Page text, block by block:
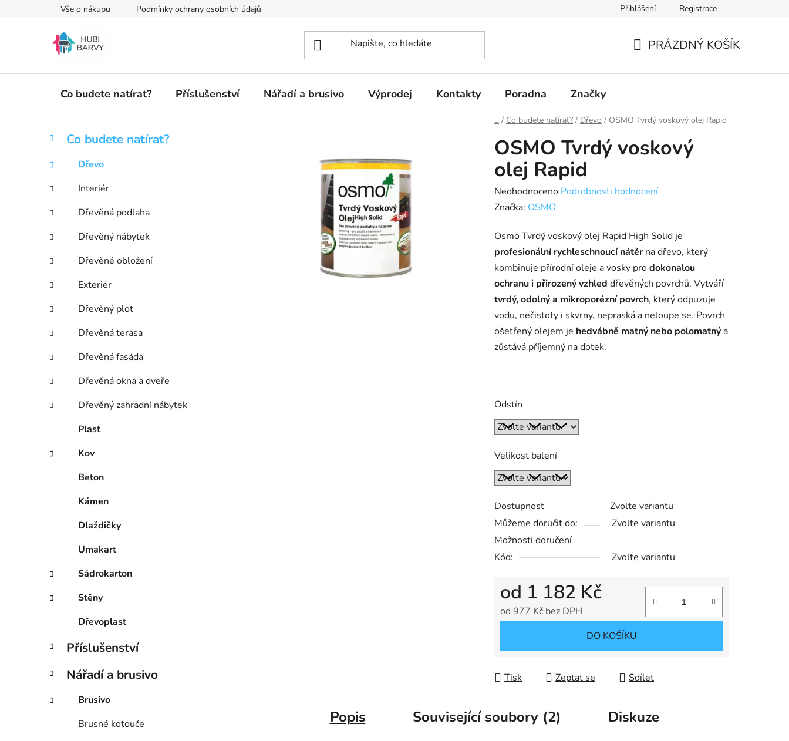
Vše o nákupu Podmínky ochrany osobních údajů Přihlášení Registrace
PRÁZDNÝ KOŠÍK
Co budete natírat? Příslušenství Nářadí a brusivo Výprodej Kontakty Poradna Značky
Domů
/ Co budete natírat? / Dřevo / OSMO Tvrdý voskový olej Rapid
P
s
r
a
n
í
p
a
e
l
Přeskočit
kategorie
K
a
e
g
o
r
e
Co budete natírat?
Dřevo
Interiér
Dřevěná podlaha
Dřevěný nábytek
Dřevěné obložení
Exteriér
Dřevěný plot
Dřevěná terasa
Dřevěná fasáda
Dřevěná okna a dveře
Dřevěný zahradní nábytek
Plast
Kov
Beton
Kámen
Dlaždičky
Umakart
Sádrokarton
Stěny
Dřevoplast
Příslušenství
Nářadí a brusivo
Brusivo
Brusné kotouče
OSMO Tvrdý voskový
olej Rapid
Průměrné
hodnocení
je
0,0
z
5
hvězdiček.
Neohodnoceno Podrobnosti hodnocení
Značka: OSMO
Osmo Tvrdý voskový olej Rapid High Solid je
profesionální rychleschnoucí nátěr na dřevo, který
kombinuje přírodní oleje a vosky prodokonalou
ochranu i přirozený vzhled dřevěných povrchů. Vytváří
tvrdý, odolný a mikroporézní povrch, který odpuzuje
vodu, nečistoty i skvrny, nepraská a neloupe se. Povrch
ošetřený olejem je hedvábně matný nebo polomatný a
zůstává příjemný na dotek.
Odstín
Velikost balení
Dostupnost
Zvolte variantu
Můžeme doručit do:
Zvolte variantu
Možnosti doručení
Kód:
Zvolte variantu
od 1 182 Kč
od 977 Kč bez DPH
DO KOŠÍKU
Tisk Zeptat se Sdílet
Popis Související soubory (2) Diskuze